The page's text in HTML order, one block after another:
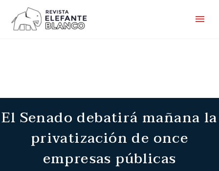
El Senado debatirá mañana la
privatización de once
empresas públicas